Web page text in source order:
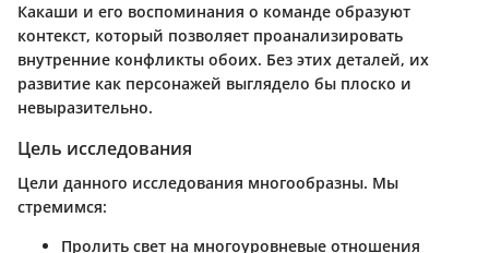
Какаши и его воспоминания о команде образуют
контекст, который позволяет проанализировать
внутренние конфликты обоих. Без этих деталей, их
развитие как персонажей выглядело бы плоско и
невыразительно.
Цель исследования
Цели дaнного исследования многообразны. Мы
стремимся:
Пролить свет на многоуровневые отношения